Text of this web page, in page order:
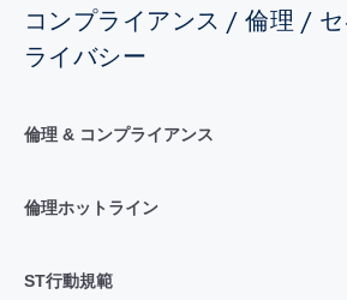
コンプライアンス / 倫理 /
ライバシー
倫理 & コンプライアンス
倫理ホットライン
ST行動規範